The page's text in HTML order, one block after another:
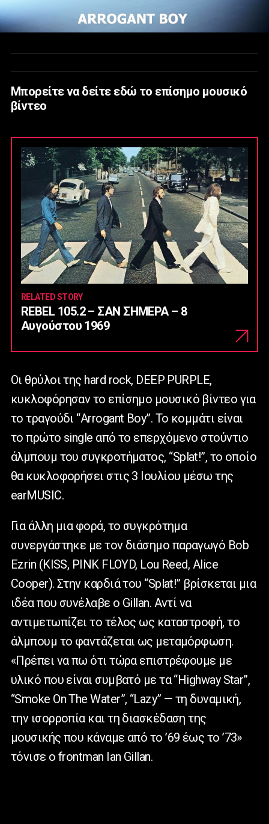
Μπορείτε να δείτε εδώ το επίσημο μουσικό
βίντεο
RELATED STORY
REBEL 105.2 – ΣΑΝ ΣΗΜΕΡΑ – 8
Αυγούστου 1969
Οι θρύλοι της hard rock, DEEP PURPLE,
κυκλοφόρησαν το επίσημο μουσικό βίντεο για
το τραγούδι “Arrogant Boy”. Το κομμάτι είναι
το πρώτο single από το επερχόμενο στούντιο
άλμπουμ του συγκροτήματος, “Splat!”, το οποίο
θα κυκλοφορήσει στις 3 Ιουλίου μέσω της
earMUSIC.
Για άλλη μια φορά, το συγκρότημα
συνεργάστηκε με τον διάσημο παραγωγό Bob
Ezrin (KISS, PINK FLOYD, Lou Reed, Alice
Cooper). Στην καρδιά του “Splat!” βρίσκεται μια
ιδέα που συνέλαβε ο Gillan. Αντί να
αντιμετωπίζει το τέλος ως καταστροφή, το
άλμπουμ το φαντάζεται ως μεταμόρφωση.
«Πρέπει να πω ότι τώρα επιστρέφουμε με
υλικό που είναι συμβατό με τα “Highway Star”,
“Smoke On The Water”, “Lazy” — τη δυναμική,
την ισορροπία και τη διασκέδαση της
μουσικής που κάναμε από το ’69 έως το ’73»
τόνισε ο frontman Ian Gillan.